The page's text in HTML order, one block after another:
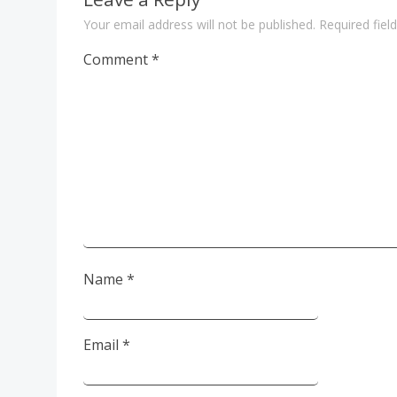
Your email address will not be published. Required
Comment*
Name *
Email *